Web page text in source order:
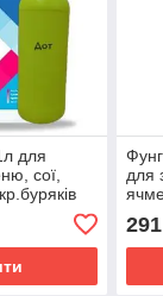
для
сої,
роси,
для
500
291